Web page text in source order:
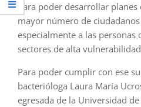
para poder desarrollar
mayor número de
especialmente a las personas
sectores de alta
Para poder cumplir con ese
bacterióloga Laura María
egresada de la Universidad